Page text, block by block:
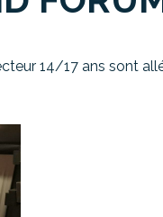
14/17 ans sont